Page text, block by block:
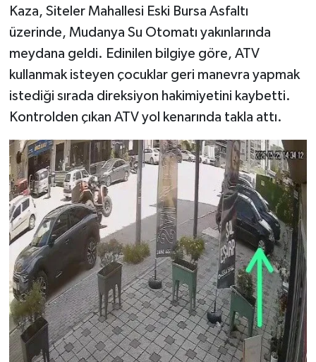
Kaza, Siteler Mahallesi Eski Bursa Asfaltı
üzerinde, Mudanya Su Otomatı yakınlarında
meydana geldi. Edinilen bilgiye göre, ATV
kullanmak isteyen çocuklar geri manevra yapmak
istediği sırada direksiyon hakimiyetini kaybetti.
Kontrolden çıkan ATV yol kenarında takla attı.